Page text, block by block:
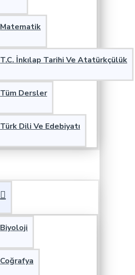
Matematik
T.C. İnkılap Tarihi Ve Atatürkçülük
Tüm Dersler
Türk Dili Ve Edebiyatı
Biyoloji
Coğrafya